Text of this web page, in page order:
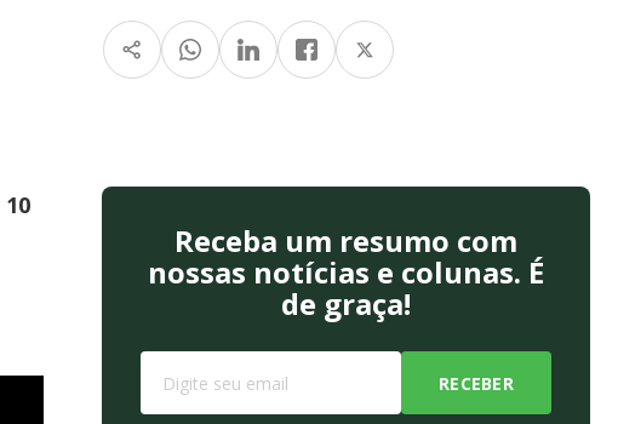
10
Receba um resumo com
nossas notícias e colunas. É
de graça!